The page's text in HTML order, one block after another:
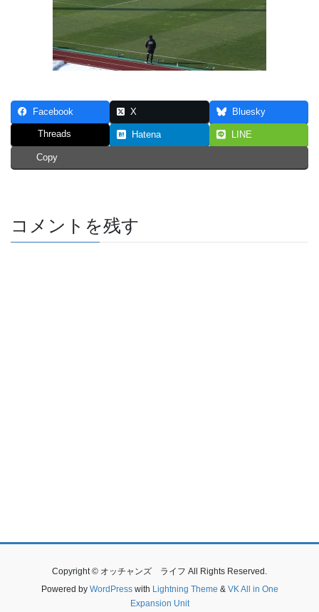
Facebook X Bluesky
Threads Hatena LINE
Copy
コメントを残す
Copyright © オッチャンズ ライフ All Rights Reserved.
Powered by WordPresswith Lightning Theme & VK All in One
Expansion Unit